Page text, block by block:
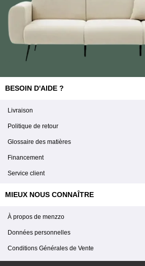
BESOIN D'AIDE ?
Livraison
Politique de retour
Glossaire des matières
Financement
Service client
MIEUX NOUS CONNAÎTRE
À propos de menzzo
Données personnelles
Conditions Générales de Vente